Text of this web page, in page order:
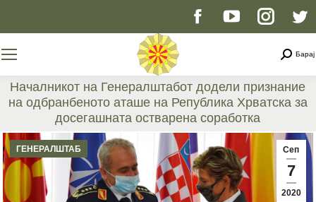
Facebook
opens
in
new
window
YouTube
opens
in
window
page
opens
new
window
Барај
Началникот на Генералштабот додели признание
на одбранбеното аташе на Република Хрватска за
досегашната остварена соработка
You are here:
Сеп
7
2020
ГЕНЕРАЛШТАБ